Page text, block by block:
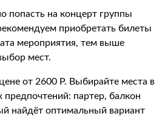
попасть на концерт группы
приобретать билеты
мероприятия, тем выше
мест.
от 2600 Р. Выбирайте места в
предпочтений: партер, балкон
найдёт оптимальный вариант